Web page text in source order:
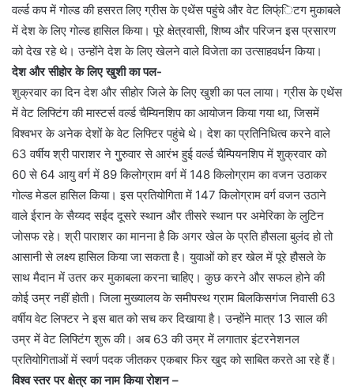
वर्ल्ड कप में गोल्ड की हसरत लिए ग्रीस के एथेंस पहुंचे और वेट लिफ्ंिटग मुकाबले
में देश के लिए गोल्ड हासिल किया। पूरे क्षेत्रवासी, शिष्य और परिजन इस प्रसारण
को देख रहे थे। उन्होंने देश के लिए खेलने वाले विजेता का उत्साहवर्धन किया।
देश और सीहोर के लिए खुशी का पल-
शुक्रवार का दिन देश और सीहोर जिले के लिए खुशी का पल लाया। ग्रीस के एथेंस
में वेट लिफ्टिंग की मास्टर्स वर्ल्ड चैम्यिनशिप का आयोजन किया गया था, जिसमें
विश्वभर के अनेक देशों के वेट लिफ्टिर पहुंचे थे। देश का प्रतिनिधित्व करने वाले
63 वर्षीय श्री पाराशर ने गुुरुवार से आरंभ हुई वर्ल्ड चैम्पियनशिप में शुक्रवार को
60 से 64 आयु वर्ग में 89 किलोग्राम वर्ग में 148 किलोग्राम का वजन उठाकर
गोल्ड मेडल हासिल किया। इस प्रतियोगिता में 147 किलोग्राम वर्ग वजन उठाने
वाले ईरान के सैय्यद सईद दूसरे स्थान और तीसरे स्थान पर अमेरिका के लुटिन
जोसफ रहे। श्री पाराशर का मानना है कि अगर खेल के प्रति हौसला बुलंद हो तो
आसानी से लक्ष्य हासिल किया जा सकता है। युवाओं को हर खेल में पूरे हौसले के
साथ मैदान में उतर कर मुकाबला करना चाहिए। कुछ करने और सफल होने की
कोई उम्र नहीं होती। जिला मुख्यालय के समीपस्थ ग्राम बिलकिसगंज निवासी 63
वर्षीय वेट लिफ्टर ने इस बात को सच कर दिखाया है। उन्होंने मात्र 13 साल की
उम्र में वेट लिफ्टिंग शुरू की। अब 63 की उम्र में लगातार इंटरनेशनल
प्रतियोगिताओं में स्वर्ण पदक जीतकर एकबार फिर खुद को साबित करते आ रहे हैं।
विश्व स्तर पर क्षेत्र का नाम किया रोशन –